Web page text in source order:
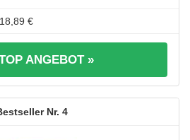
18,89 €
ANGEBOT »
4